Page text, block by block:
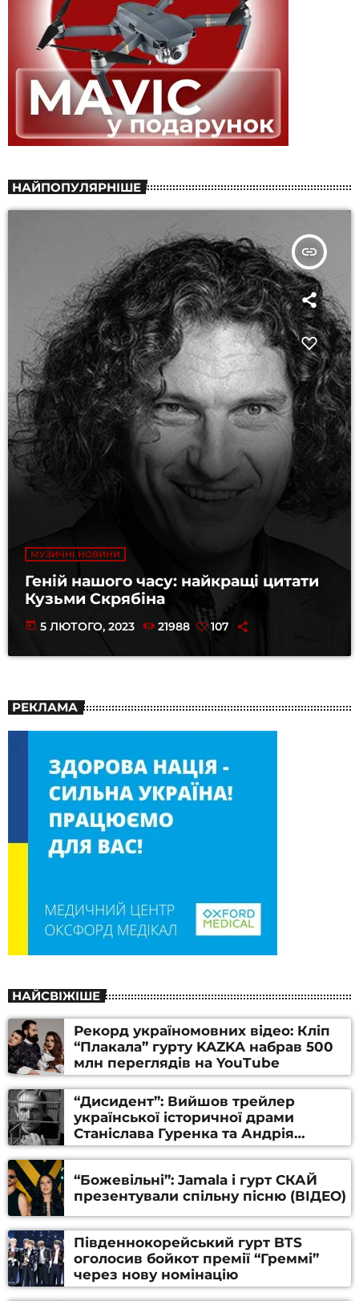
НАЙПОПУЛЯРНІШЕ
insert_link
МУЗИЧНІ НОВИНИ
Геній нашого часу: найкращі цитати
Кузьми Скрябіна
today 5 ЛЮТОГО, 2023 21988 107
РЕКЛАМА
НАЙСВІЖІШЕ
Рекорд україномовних відео: Кліп
“Плакала” гурту KAZKA набрав 500
млн переглядів на YouTube
“Дисидент”: Вийшов трейлер
української історичної драми
Станіслава Гуренка та Андрія
Алфьорова (ВІДЕО)
“Божевільні”: Jamala і гурт СКАЙ
презентували спільну пісню (ВІДЕО)
Південнокорейський гурт BTS
оголосив бойкот премії “Греммі”
через нову номінацію